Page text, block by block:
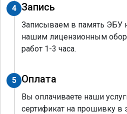
4 Запись
Записываем в память ЭБУ
нашим лицензионным
работ 1-3 часа.
5 Оплата
Вы оплачиваете наши
сертификат на прошивку в